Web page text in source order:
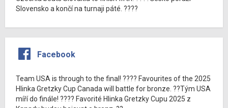
Slovensko a končí na turnaji páté. ????
Facebook
Team USA is through to the final! ???? Favourites of the 2025
Hlinka Gretzky Cup Canada will battle for bronze. ??Tým USA
míří do finále! ???? Favorité Hlinka Gretzky Cupu 2025 z